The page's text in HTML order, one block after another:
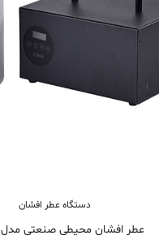
دستگاه عطر افشان
عطر افشان محیطی صنعتی مدل Z5000